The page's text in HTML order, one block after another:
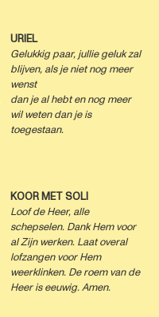
URIEL
Gelukkig paar,jullie geluk zal
blijven, als je niet nog meer
wenst
dan je al hebt en nog meer
wil weten dan je is
toegestaan.
KOOR MET SOLI
Loof de Heer, alle
schepselen. Dank Hem voor
al Zijn werken. Laat overal
lofzangen voor Hem
weerklinken. De roem van de
Heer is eeuwig. Amen.